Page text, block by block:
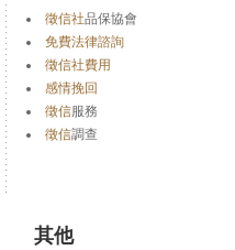
徵信社品保協會
免費法律諮詢
徵信社費用
感情挽回
徵信服務
徵信調查
其他